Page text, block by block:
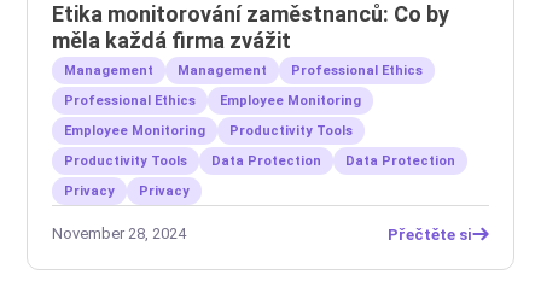
Etika monitorování zaměstnanců: Co by
měla každá firma zvážit
Management Management
Professional Ethics
Professional Ethics
Employee Monitoring
Employee Monitoring
Productivity Tools
Productivity Tools
Data Protection
Data Protection
Privacy
Privacy
November 28, 2024 Přečtěte si